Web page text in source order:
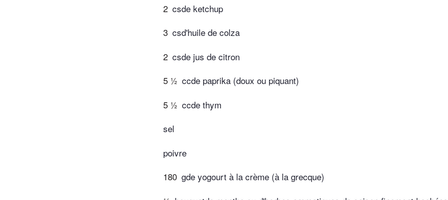
2 csde ketchup
3 csd'huile de colza
2 csde jus de citron
5 ½ ccde paprika (doux ou piquant)
5 ½ ccde thym
sel
poivre
180 gde yogourt à la crème (à la grecque)